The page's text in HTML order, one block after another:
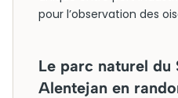
pour l’observation des
Le parc naturel du
Alentejan en